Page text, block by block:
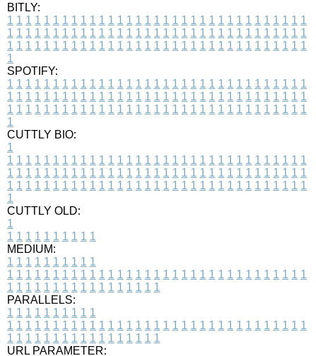
BITLY:
1 1 1 1 1 1 1 1 1 1 1 1 1 1 1 1 1 1 1 1 1 1 1 1 1 1 1 1 1 1 1 1 1
1 1 1 1 1 1 1 1 1 1 1 1 1 1 1 1 1 1 1 1 1 1 1 1 1 1 1 1 1 1 1 1 1
1 1 1 1 1 1 1 1 1 1 1 1 1 1 1 1 1 1 1 1 1 1 1 1 1 1 1 1 1 1 1 1 1
1
SPOTIFY:
1 1 1 1 1 1 1 1 1 1 1 1 1 1 1 1 1 1 1 1 1 1 1 1 1 1 1 1 1 1 1 1 1
1 1 1 1 1 1 1 1 1 1 1 1 1 1 1 1 1 1 1 1 1 1 1 1 1 1 1 1 1 1 1 1 1
1 1 1 1 1 1 1 1 1 1 1 1 1 1 1 1 1 1 1 1 1 1 1 1 1 1 1 1 1 1 1 1 1
1
CUTTLY BIO:
1
1 1 1 1 1 1 1 1 1 1 1 1 1 1 1 1 1 1 1 1 1 1 1 1 1 1 1 1 1 1 1 1 1
1 1 1 1 1 1 1 1 1 1 1 1 1 1 1 1 1 1 1 1 1 1 1 1 1 1 1 1 1 1 1 1 1
1 1 1 1 1 1 1 1 1 1 1 1 1 1 1 1 1 1 1 1 1 1 1 1 1 1 1 1 1 1 1 1 1
1
CUTTLY OLD:
1
1 1 1 1 1 1 1 1 1 1
MEDIUM:
1 1 1 1 1 1 1 1 1 1
1 1 1 1 1 1 1 1 1 1 1 1 1 1 1 1 1 1 1 1 1 1 1 1 1 1 1 1 1 1 1 1 1
1 1 1 1 1 1 1 1 1 1 1 1 1 1 1 1 1
PARALLELS:
1 1 1 1 1 1 1 1 1 1
1 1 1 1 1 1 1 1 1 1 1 1 1 1 1 1 1 1 1 1 1 1 1 1 1 1 1 1 1 1 1 1 1
1 1 1 1 1 1 1 1 1 1 1 1 1 1 1 1 1
URL PARAMETER: